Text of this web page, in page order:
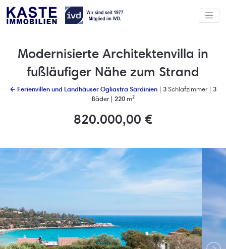
Modernisierte Architektenvilla in
fußläufiger Nähe zum Strand
← Ferienvillen und Landhäuser Ogliastra Sardinien | 3Schlafzimmer | 3
Bäder | 220m²
820.000,00 €